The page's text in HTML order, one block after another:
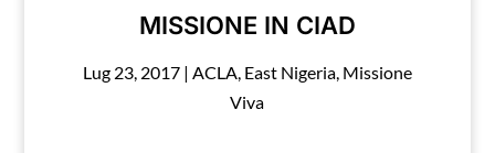
MISSIONE IN CIAD
Lug 23, 2017| ACLA, East Nigeria, Missione
Viva